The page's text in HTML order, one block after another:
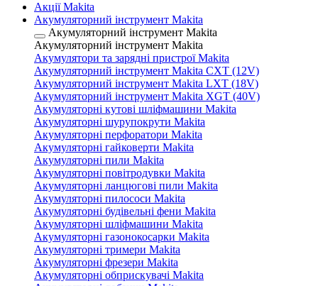
Акції Makita
Акумуляторний інструмент Makita
Акумуляторний інструмент Makita
Акумуляторний інструмент Makita
Акумулятори та зарядні пристрої Makita
Акумуляторний інструмент Makita CXT (12V)
Акумуляторний інструмент Makita LXT (18V)
Акумуляторний інструмент Makita XGT (40V)
Акумуляторні кутові шліфмашини Makita
Акумуляторні шурупокрути Makita
Акумуляторні перфоратори Makita
Акумуляторні гайковерти Makita
Акумуляторні пили Makita
Акумуляторні повітродувки Makita
Акумуляторні ланцюгові пили Makita
Акумуляторні пилососи Makita
Акумуляторні будівельні фени Makita
Акумуляторні шліфмашини Makita
Акумуляторні газонокосарки Makita
Акумуляторні тримери Makita
Акумуляторні фрезери Makita
Акумуляторні обприскувачі Makita